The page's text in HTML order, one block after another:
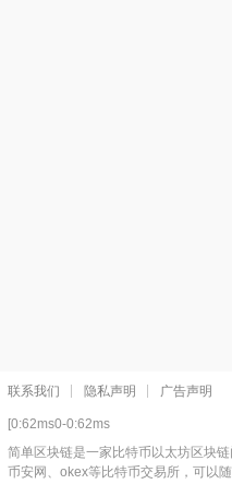
联系我们 隐私声明 广告声明
[0:62ms0-0:62ms
简单区块链是一家比特币以太坊区块
币安网、okex等比特币交易所，可以